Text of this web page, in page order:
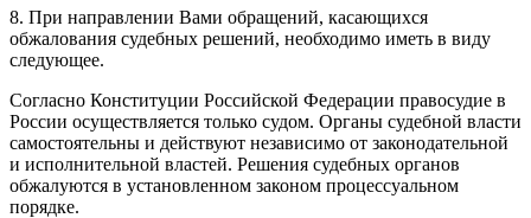
8. При направлении Вами обращений, касающихся
обжалования судебных решений, необходимо иметь в виду
следующее.
Согласно Конституции Российской Федерации правосудие в
России осуществляется только судом. Органы судебной власти
самостоятельны и действуют независимо от законодательной
и исполнительной властей. Решения судебных органов
обжалуются в установленном законом процессуальном
порядке.